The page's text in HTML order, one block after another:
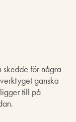
skedde för några
ganska
till på